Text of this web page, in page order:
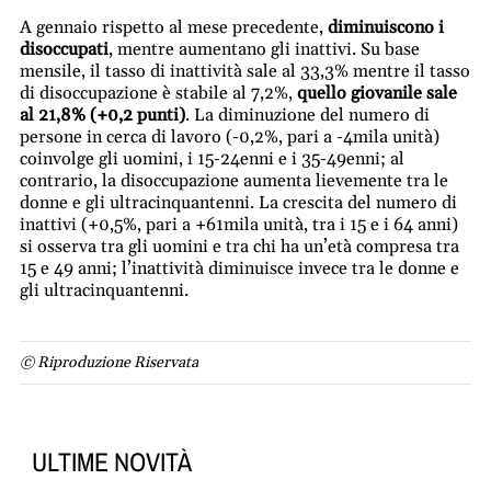
A gennaio rispetto al mese precedente, diminuiscono i
disoccupati, mentre aumentano gli inattivi. Su base
mensile, il tasso di inattività sale al 33,3% mentre il tasso
di disoccupazione è stabile al 7,2%, quello giovanile sale
al 21,8% (+0,2 punti). La diminuzione del numero di
persone in cerca di lavoro (-0,2%, pari a -4mila unità)
coinvolge gli uomini, i 15-24enni e i 35-49enni; al
contrario, la disoccupazione aumenta lievemente tra le
donne e gli ultracinquantenni. La crescita del numero di
inattivi (+0,5%, pari a +61mila unità, tra i 15 e i 64 anni)
si osserva tra gli uomini e tra chi ha un’età compresa tra
15 e 49 anni; l’inattività diminuisce invece tra le donne e
gli ultracinquantenni.
© Riproduzione Riservata
ULTIME NOVITÀ